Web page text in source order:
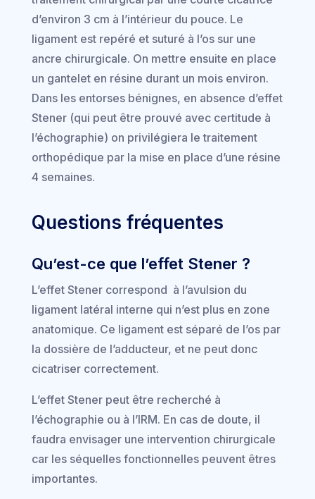
d’environ 3 cm à l’intérieur du pouce. Le
ligament est repéré et suturé à l’os sur une
ancre chirurgicale. On mettre ensuite en place
un gantelet en résine durant un mois environ.
Dans les entorses bénignes, en absence d’effet
Stener (qui peut être prouvé avec certitude à
l’échographie) on privilégiera le traitement
orthopédique par la mise en place d’une résine
4 semaines.
Questions fréquentes
Qu’est-ce que l’effet Stener ?
L’effet Stener correspond à l’avulsion du
ligament latéral interne qui n’est plus en zone
anatomique. Ce ligament est séparé de l’os par
la dossière de l’adducteur, et ne peut donc
cicatriser correctement.
L’effet Stener peut être recherché à
l’échographie ou à l’IRM. En cas de doute, il
faudra envisager une intervention chirurgicale
car les séquelles fonctionnelles peuvent êtres
importantes.